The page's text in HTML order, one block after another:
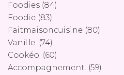
Foodies (84)
Foodie (83)
Faitmaisoncuisine (80)
Vanille. (74)
Cookéo. (60)
Accompagnement. (59)